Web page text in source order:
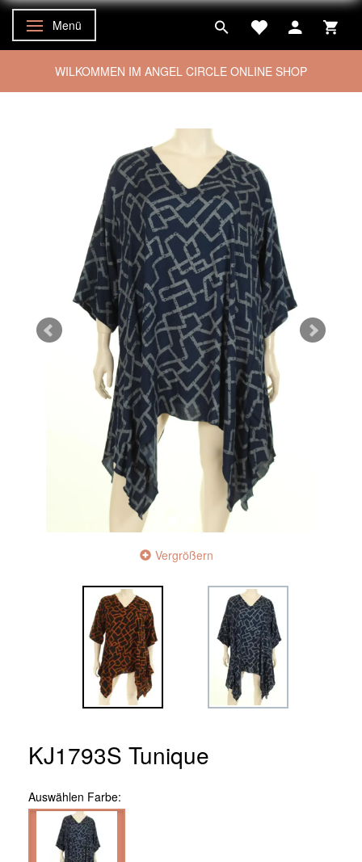
Anzeige ändern
Menü
WILKOMMEN IM ANGEL CIRCLE ONLINE SHOP
Vergrößern
KJ1793S Tunique
Auswählen Farbe: